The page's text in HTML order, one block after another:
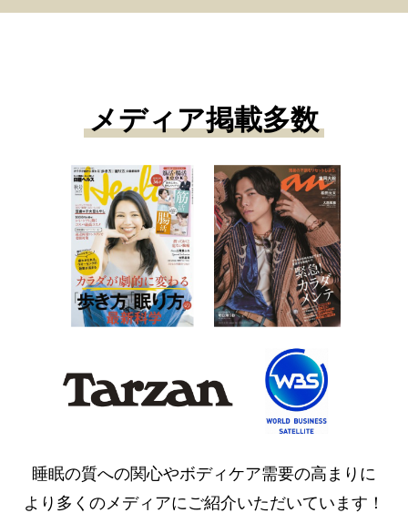
メディア掲載多数
睡眠の質への関心やボディケア需要の高まりに
より多くのメディアにご紹介いただいています！